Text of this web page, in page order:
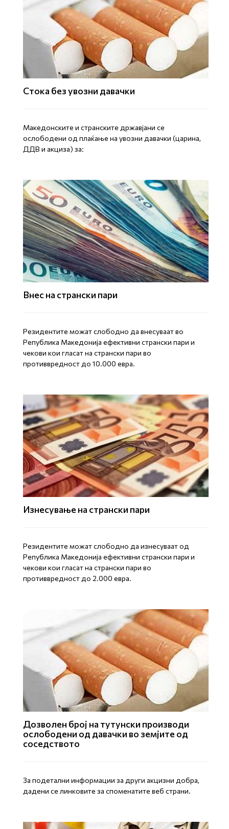
Стока без увозни давачки
Mакедонските и странските државјани се
ослободени од плаќање на увозни давачки (царина,
ДДВ и акциза) за:
Внес на странски пари
Резидентите можат слободно да внесуваат во
Република Македонија ефективни странски пари и
чекови кои гласат на странски пари во
противвредност до 10.000 евра.
Изнесување на странски пари
Резидентите можат слободно да изнесуваат од
Република Македонија ефективни странски пари и
чекови кои гласат на странски пари во
противвредност до 2.000 евра.
Дозволен број на тутунски производи
ослободени од давачки во земјите од
соседството
За подетални информации за други акцизни добра,
дадени се линковите за споменатите веб страни.